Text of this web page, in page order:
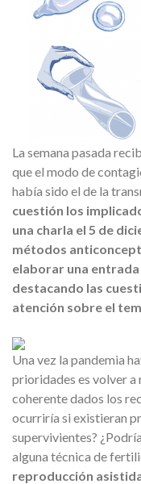
La semana pasada
que el modo de
había sido el de la
cuestión los
una charla el 5 de
métodos
elaborar una
destacando las
atención sobre el
Una vez la pandemia
prioridades es volver
coherente dados los
ocurriría si existieran
supervivientes?
alguna técnica de
reproducción